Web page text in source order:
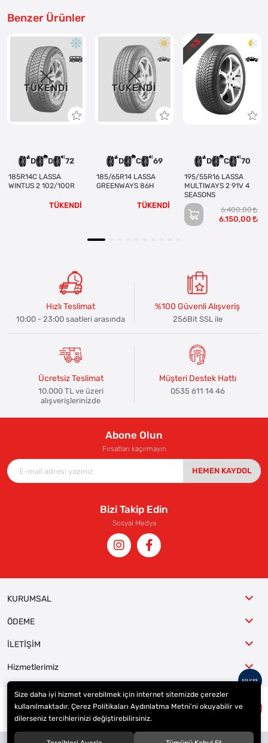
Benzer Ürünler
TÜKENDI
D D 72
185R14C LASSA
WINTUS 2 102/100R
TÜKENDİ
TÜKENDI
D C 69
185/65R14 LASSA
GREENWAYS 86H
TÜKENDİ
D C 70
195/55R16 LASSA
MULTIWAYS 2 91V 4
SEASONS
6.400,00
6.150,00
- %
3
Hızlı Teslimat
10:00 - 23:00 saatleri arasında
%100 Güvenli Alışveriş
256Bit SSL ile
Ücretsiz Teslimat
10.000 TL ve üzeri
alışverişlerinizde
Müşteri Destek Hattı
0535 611 14 46
Abone Olun
Fırsatları kaçırmayın
HEMEN KAYDOL
Bizi Takip Edin
Sosyal Medya
KURUMSAL
ÖDEME
İLETİŞİM
Hizmetlerimiz
© 2023ER-LAS Oto Jant ve Lastik - Yunus ULAŞ
Size daha iyi hizmet verebilmek için internet sitemizde çerezler
kullanılmaktadır. Çerez Politikaları Aydınlatma Metni’ni okuyabilir ve
dilerseniz tercihlerinizi değiştirebilirsiniz.